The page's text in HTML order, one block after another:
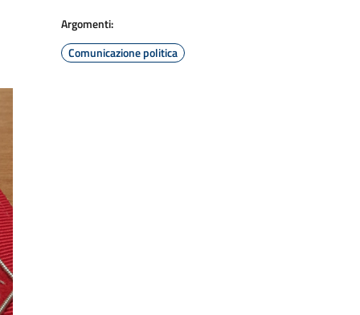
Argomenti:
Comunicazione politica